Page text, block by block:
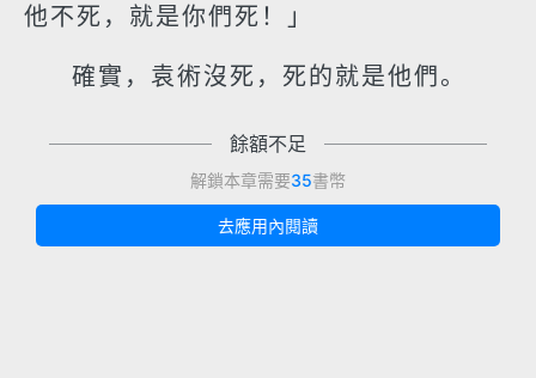
他不死，就是你們死！」
確實，袁術沒死，死的就是他們。
餘額不足
解鎖本章需要35書幣
去應用內閱讀